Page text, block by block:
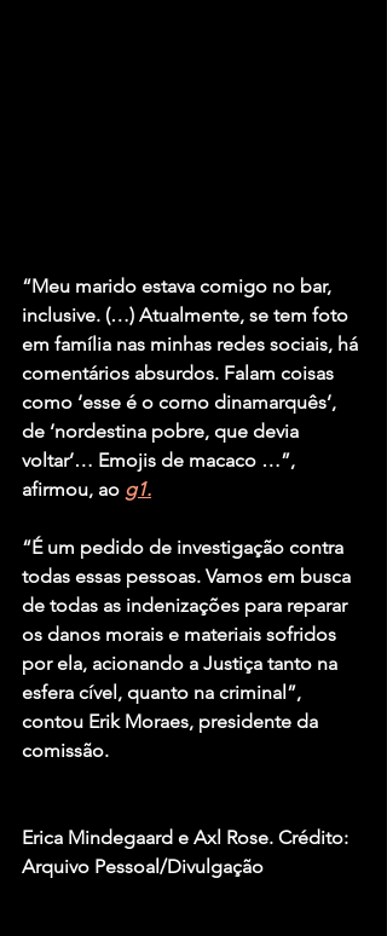
“Meu marido estava comigo no bar,
inclusive. (…) Atualmente, se tem foto
em família nas minhas redes sociais, há
comentários absurdos. Falam coisas
como ‘esse é o corno dinamarquês’,
de ‘nordestina pobre, que devia
voltar’… Emojis de macaco …”,
afirmou, ao g1.
“É um pedido de investigação contra
todas essas pessoas. Vamos em busca
de todas as indenizações para reparar
os danos morais e materiais sofridos
por ela, acionando a Justiça tanto na
esfera cível, quanto na criminal”,
contou Erik Moraes, presidente da
comissão.
Erica Mindegaard e Axl Rose. Crédito:
Arquivo Pessoal/Divulgação